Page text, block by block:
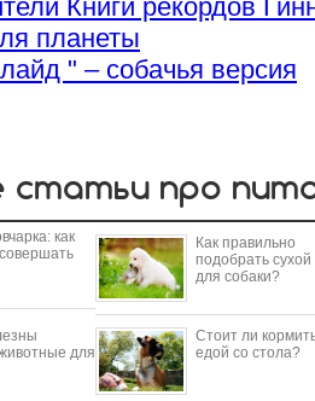
Книги рекордов
планеты
" – собачья версия
статьи про
как
Как правильно
подобрать сухой
для собаки?
для
Стоит ли
едой со стола?